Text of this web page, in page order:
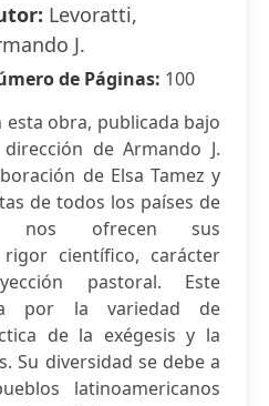
Levoratti,
J.
de Páginas: 100
esta obra, publicada bajo
de Armando J.
de Elsa Tamez y
de todos los países de
nos ofrecen sus
científico, carácter
pastoral. Este
por la variedad de
de la exégesis y la
Su diversidad se debe a
latinoamericanos